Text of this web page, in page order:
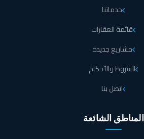
خدماتنا
قائمة العقارات
مشاريع جديدة
الشروط والأحكام
اتصل بنا
المناطق الشائعة